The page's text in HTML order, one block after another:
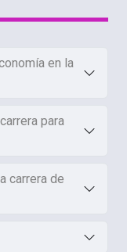
en la
para
carrera de